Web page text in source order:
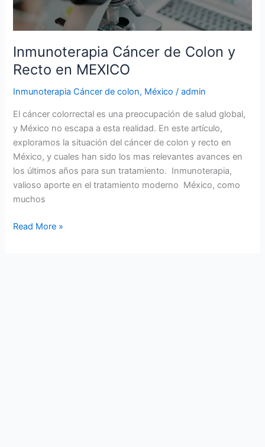
Inmunoterapia Cáncer de Colon y
Recto en MEXICO
Inmunoterapia Cáncer de colon, México /admin
El cáncer colorrectal es una preocupación de salud global,
y México no escapa a esta realidad. En este artículo,
exploramos la situación del cáncer de colon y recto en
México, y cuales han sido los mas relevantes avances en
los últimos años para sun tratamiento. Inmunoterapia,
valioso aporte en el tratamiento moderno México, como
muchos
Cáncer
de
y
Recto
Read More »